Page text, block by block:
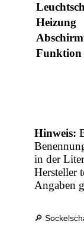
Heizung
Funktion
Hinweis:
in der
Hersteller
Angaben
🔎